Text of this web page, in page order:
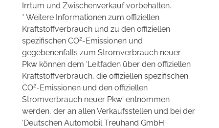
Irrtum und Zwischenverkauf vorbehalten.
* Weitere Informationen zum offiziellen
Kraftstoffverbrauch und zu den offiziellen
spezifischen CO2-Emissionen und
gegebenenfalls zum Stromverbrauch neuer
Pkw können dem 'Leitfaden über den offiziellen
Kraftstoffverbrauch, die offiziellen spezifischen
CO2-Emissionen und den offiziellen
Stromverbrauch neuer Pkw' entnommen
werden, der an allen Verkaufsstellen und bei der
'Deutschen Automobil Treuhand GmbH'